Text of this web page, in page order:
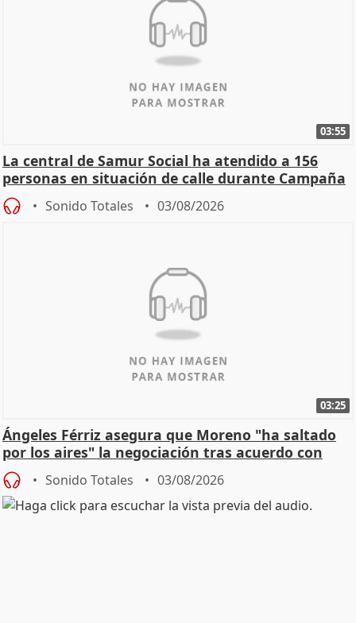
03:55
La central de Samur Social ha atendido a 156
personas en situación de calle durante Campaña
de Calor
Sonido Totales 03/08/2026
03:25
Ángeles Férriz asegura que Moreno "ha saltado
por los aires" la negociación tras acuerdo con
SMA
Sonido Totales 03/08/2026